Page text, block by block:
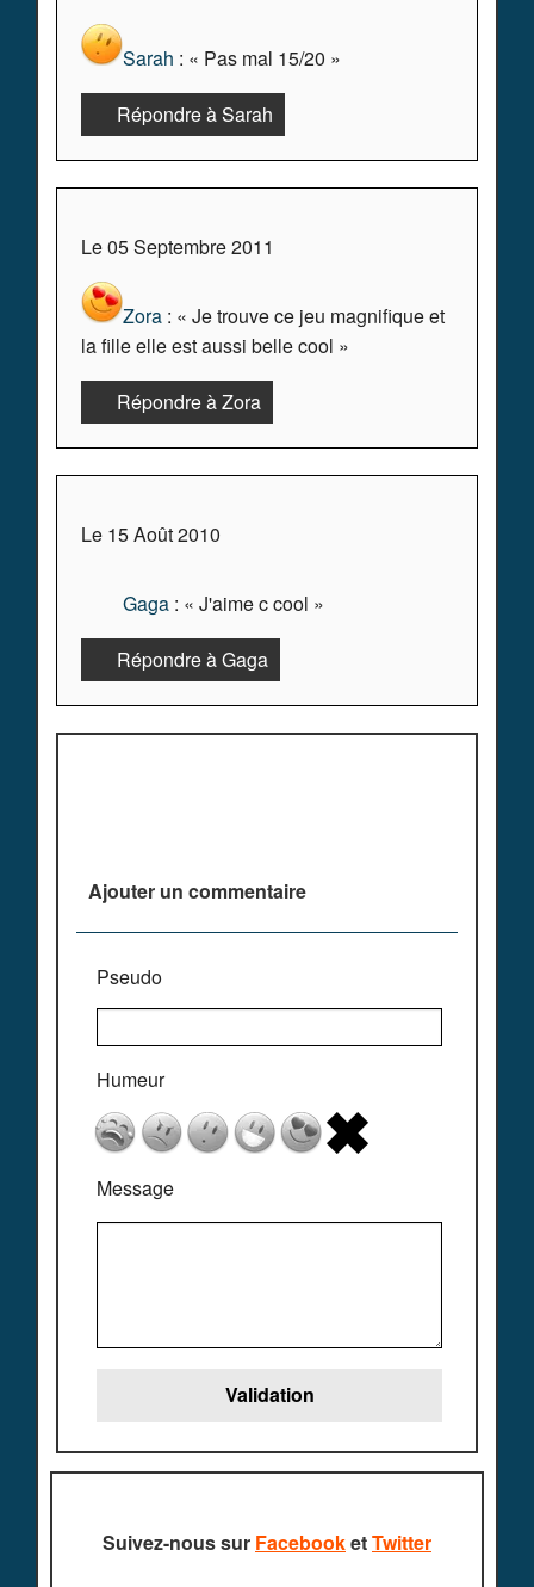
Sarah : « Pas mal 15/20 »
Répondre à Sarah
Le 05 Septembre 2011
Zora : « Je trouve ce jeu magnifique et
la fille elle est aussi belle cool »
Répondre à Zora
Le 15 Août 2010
Gaga : « J'aime c cool »
Répondre à Gaga
Ajouter un commentaire
Pseudo
Humeur
Message
Suivez-nous sur FacebooketTwitter